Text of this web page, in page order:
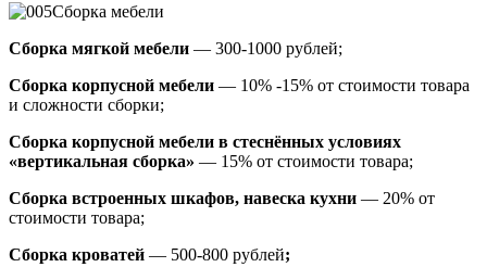
Сборка мебели
Сборка мягкой мебели — 300-1000 рублей;
Сборка корпусной мебели — 10% -15% от стоимости товара
и сложности сборки;
Сборка корпусной мебели в стеснённых условиях
«вертикальная сборка» — 15% от стоимости товара;
Сборка встроенных шкафов, навеска кухни — 20% от
стоимости товара;
Сборка кроватей — 500-800 рублей;